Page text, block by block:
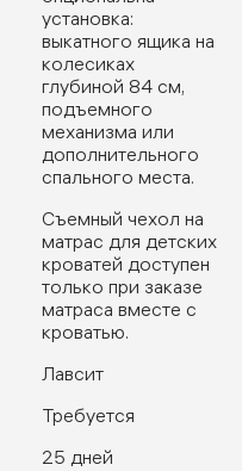
установка:
выкатного ящика на
колесиках
глубиной 84 см,
подъемного
механизма или
дополнительного
спального места.
Съемный чехол на
матрас для детских
кроватей доступен
только при заказе
матраса вместе с
кроватью.
Лавсит
Требуется
25 дней